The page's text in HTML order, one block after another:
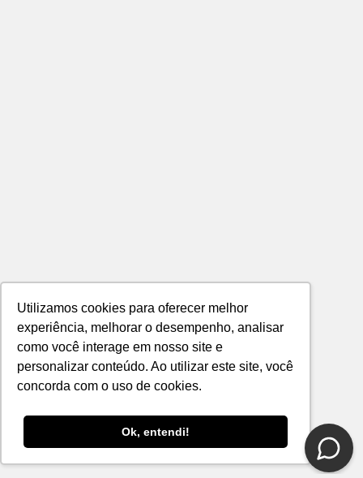
Utilizamos cookies para oferecer melhor
experiência, melhorar o desempenho, analisar
como você interage em nosso site e
personalizar conteúdo. Ao utilizar este site, você
concorda com o uso de cookies.
Ok, entendi!